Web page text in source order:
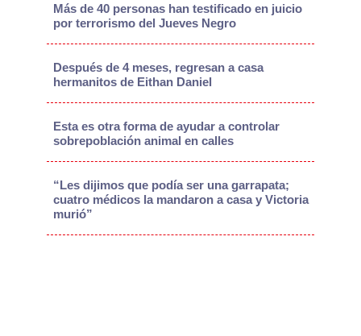
Más de 40 personas han testificado en juicio
por terrorismo del Jueves Negro
Después de 4 meses, regresan a casa
hermanitos de Eithan Daniel
Esta es otra forma de ayudar a controlar
sobrepoblación animal en calles
“Les dijimos que podía ser una garrapata;
cuatro médicos la mandaron a casa y Victoria
murió”